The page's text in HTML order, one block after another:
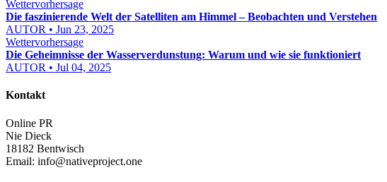
Wettervorhersage
Die faszinierende Welt der Satelliten am Himmel – Beobachten und Verstehen
AUTOR • Jun 23, 2025
Wettervorhersage
Die Geheimnisse der Wasserverdunstung: Warum und wie sie funktioniert
AUTOR • Jul 04, 2025
Kontakt
Online PR
Nie Dieck
18182 Bentwisch
Email: info@nativeproject.one